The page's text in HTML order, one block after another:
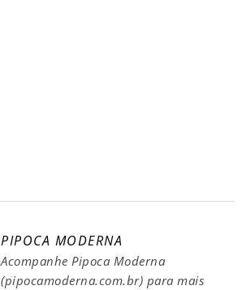
PIPOCA MODERNA
Acompanhe Pipoca Moderna
(pipocamoderna.com.br) para mais